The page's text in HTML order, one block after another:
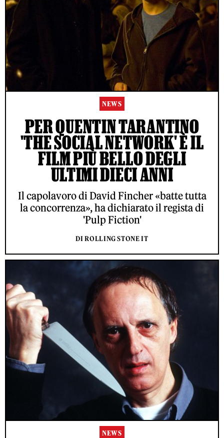
NEWS
PER QUENTIN TARANTINO
'THE SOCIAL NETWORK' È IL
FILM PIÙ BELLO DEGLI
ULTIMI DIECI ANNI
Il capolavoro di David Fincher «batte tutta
la concorrenza», ha dichiarato il regista di
'Pulp Fiction'
DI ROLLING STONE IT
NEWS